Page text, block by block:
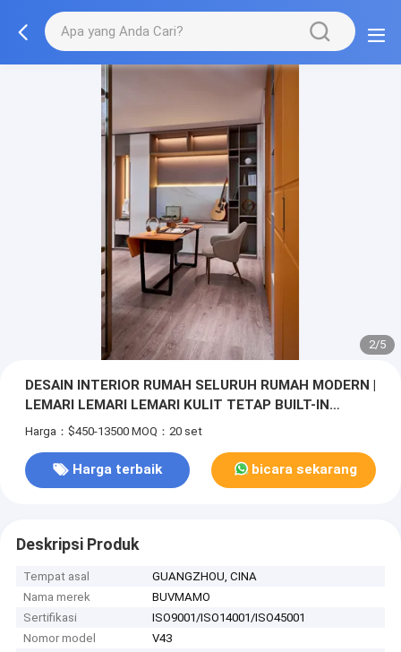
3/5
DESAIN INTERIOR RUMAH SELURUH RUMAH MODERN |
LEMARI LEMARI LEMARI KULIT TETAP BUILT-IN
CUSTOM & KURSI MEJA TULIS BERGERAK ORANGE
TERINTEGRASI
Harga：$450-13500 MOQ：20 set
Harga terbaik bicara sekarang
Deskripsi Produk
Tempat asal
GUANGZHOU, CINA
Nama merek
BUVMAMO
Sertifikasi
ISO9001/ISO14001/ISO45001
Nomor model
V43